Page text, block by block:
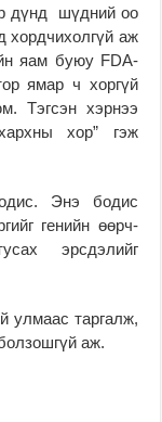
дүнд шүдний оо
хордчихолгүй аж
яам буюу FDA-
ямар ч хоргүй
Тэгсэн хэрнээ
хор” гэж
Энэ бодис
генийн өөрч­
эрсдэлийг
улмаас таргалж,
аж.